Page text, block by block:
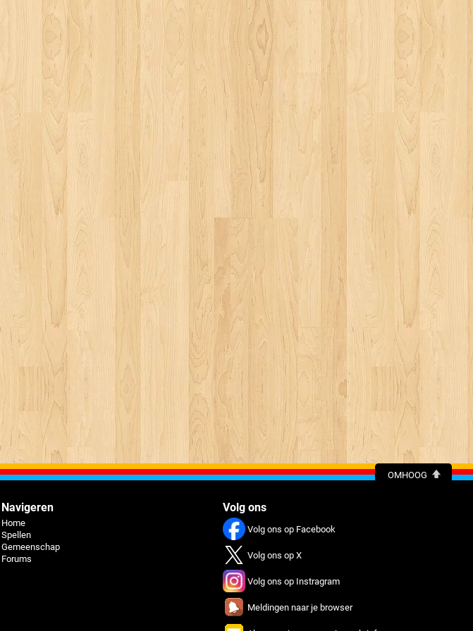
OMHOOG
Navigeren
Home
Spellen
Gemeenschap
Forums
Volg ons
Volg ons op Facebook
Volg ons op X
Volg ons op Instragram
Meldingen naar je browser